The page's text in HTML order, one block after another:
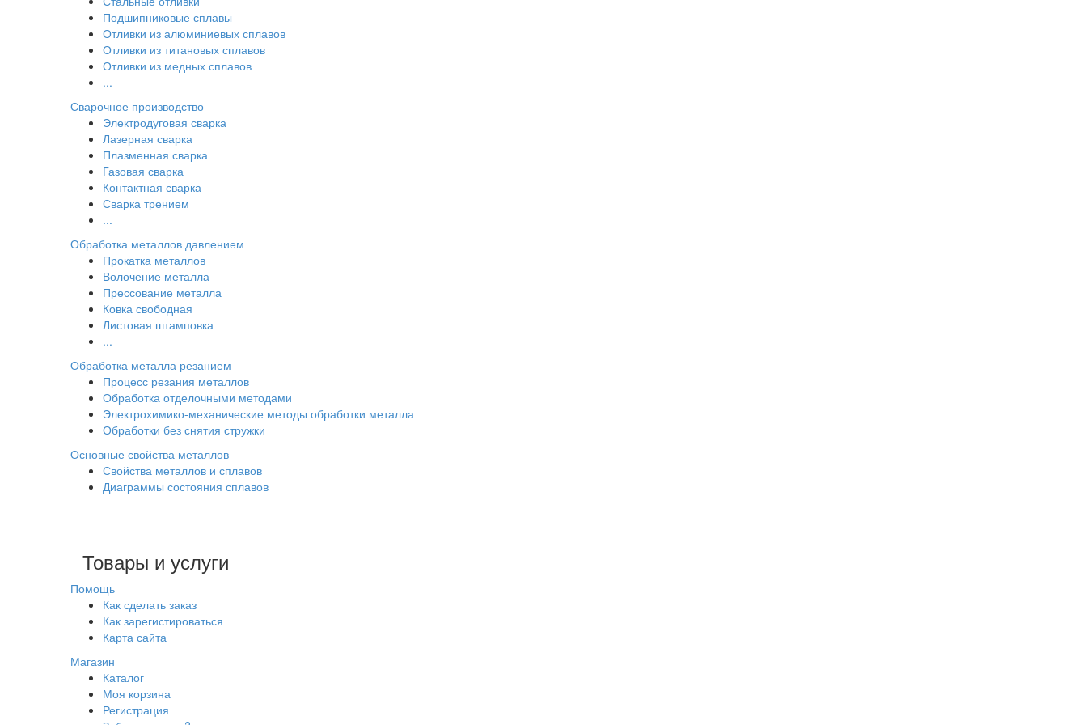
Подшипниковые сплавы
Отливки из алюминиевых сплавов
Отливки из титановых сплавов
Отливки из медных сплавов
...
Сварочное производство
Электродуговая сварка
Лазерная сварка
Плазменная сварка
Газовая сварка
Контактная сварка
Сварка трением
...
Обработка металлов давлением
Прокатка металлов
Волочение металла
Прессование металла
Ковка свободная
Листовая штамповка
...
Обработка металла резанием
Процесс резания металлов
Обработка отделочными методами
Электрохимико-механические методы обработки металла
Обработки без снятия стружки
Основные свойства металлов
Свойства металлов и сплавов
Диаграммы состояния сплавов
Товары и услуги
Помощь
Как сделать заказ
Как зарегистироваться
Карта сайта
Магазин
Каталог
Моя корзина
Регистрация